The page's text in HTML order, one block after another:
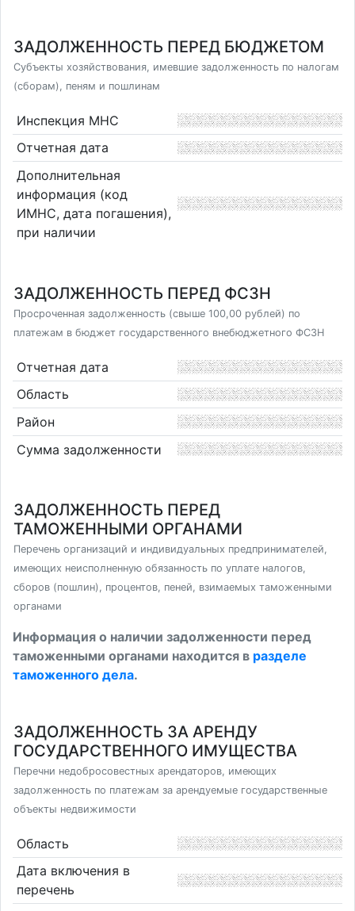
ЗАДОЛЖЕННОСТЬ ПЕРЕД БЮДЖЕТОМ
Субъекты хозяйствования, имевшие задолженность по налогам
(сборам), пеням и пошлинам
Инспекция МНС
Отчетная дата
Дополнительная
информация (код
ИМНС, дата погашения),
при наличии
ЗАДОЛЖЕННОСТЬ ПЕРЕД ФСЗН
Просроченная задолженность (свыше 100,00 рублей) по
платежам в бюджет государственного внебюджетного ФСЗН
Отчетная дата
Область
Район
Сумма задолженности
ЗАДОЛЖЕННОСТЬ ПЕРЕД
ТАМОЖЕННЫМИ ОРГАНАМИ
Перечень организаций и индивидуальных предпринимателей,
имеющих неисполненную обязанность по уплате налогов,
сборов (пошлин), процентов, пеней, взимаемых таможенными
органами
Информация о наличии задолженности перед
таможенными органами находится в разделе
таможенного дела.
ЗАДОЛЖЕННОСТЬ ЗА АРЕНДУ
ГОСУДАРСТВЕННОГО ИМУЩЕСТВА
Перечни недобросовестных арендаторов, имеющих
задолженность по платежам за арендуемые государственные
объекты недвижимости
Область
Дата включения в
перечень